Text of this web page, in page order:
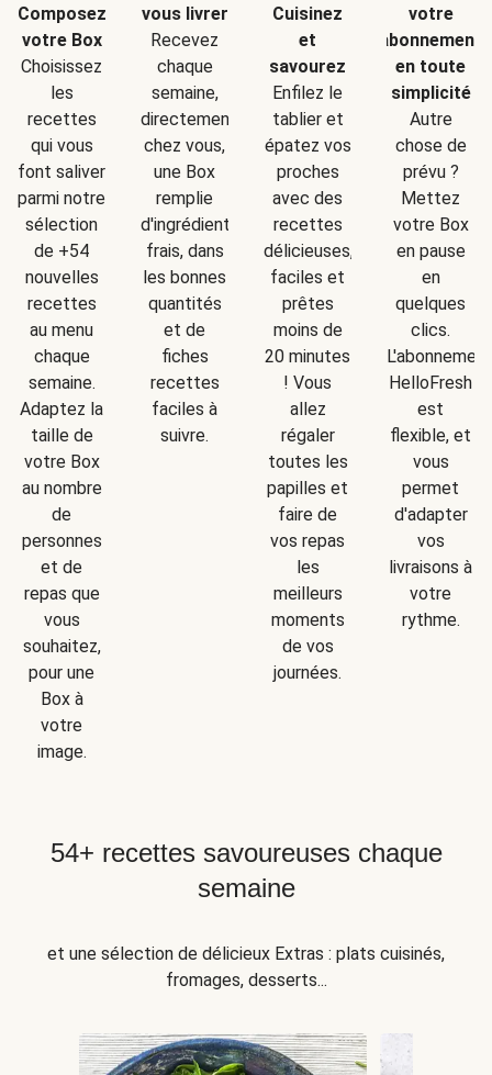
Composez
votre Box
Choisissez
les
recettes
qui vous
font saliver
parmi notre
sélection
de +54
nouvelles
recettes
au menu
chaque
semaine.
Adaptez la
taille de
votre Box
au nombre
de
personnes
et de
repas que
vous
souhaitez,
pour une
Box à
votre
image.
vous livrer
Recevez
chaque
semaine,
directement
chez vous,
une Box
remplie
d'ingrédients
frais, dans
les bonnes
quantités
et de
fiches
recettes
faciles à
suivre.
Cuisinez
et
savourez
Enfilez le
tablier et
épatez vos
proches
avec des
recettes
délicieuses,
faciles et
prêtes
moins de
20 minutes
! Vous
allez
régaler
toutes les
papilles et
faire de
vos repas
les
meilleurs
moments
de vos
journées.
votre
abonnement
en toute
simplicité
Autre
chose de
prévu ?
Mettez
votre Box
en pause
en
quelques
clics.
L'abonnement
HelloFresh
est
flexible, et
vous
permet
d'adapter
vos
livraisons à
votre
rythme.
54+ recettes savoureuses chaque
semaine
et une sélection de délicieux Extras : plats cuisinés,
fromages, desserts...